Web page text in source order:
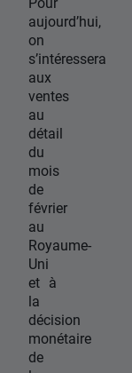
aujourd’hui,
on
s’intéressera
aux
ventes
au
détail
du
mois
de
février
au
Royaume-
Uni
et à
la
décision
monétaire
de